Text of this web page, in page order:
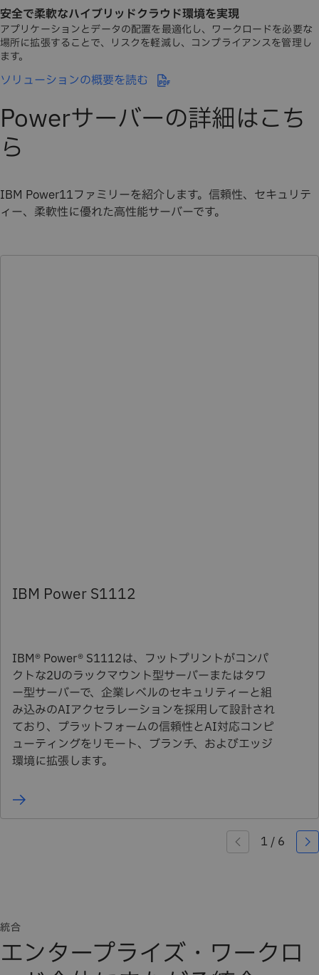
安全で柔軟なハイブリッドクラウド環境を実現
アプリケーションとデータの配置を最適化し、ワークロードを必要な
場所に拡張することで、リスクを軽減し、コンプライアンスを管理し
ます。
ソリューションの概要を読む
Powerサーバーの詳細はこち
ら
IBM Power11ファミリーを紹介します。信頼性、セキュリテ
ィー、柔軟性に優れた高性能サーバーです。
IBM Power S1112
IBM® Power® S1112は、フットプリントがコンパ
クトな2Uのラックマウント型サーバーまたはタワ
ー型サーバーで、企業レベルのセキュリティーと組
み込みのAIアクセラレーションを採用して設計され
ており、プラットフォームの信頼性とAI対応コンピ
ューティングをリモート、ブランチ、およびエッジ
環境に拡張します。
統合
エンタープライズ・ワークロ